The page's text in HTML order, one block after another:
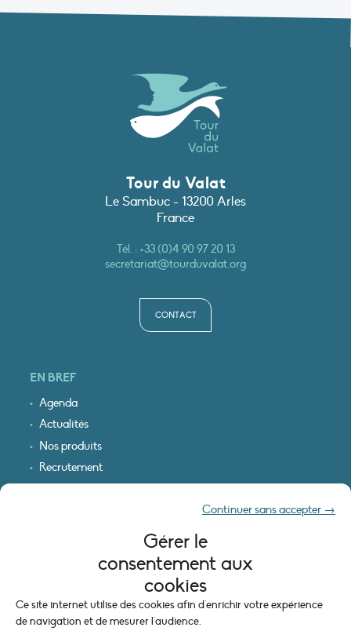
Gérer le
consentement aux
cookies
Ce site internet utilise des cookies afin d'enrichir votre expérience
de navigation et de mesurer l'audience.
Continuer sans accepter →
Tour du Valat
Le Sambuc - 13200 Arles
France
Tél. :+33 (0)4 90 97 20 13
secretariat@tourduvalat.org
CONTACT
EN BREF
Agenda
Actualités
Nos produits
Recrutement
INFORMATIONS LÉGALES
Mentions légales
Politique de cookies (UE)